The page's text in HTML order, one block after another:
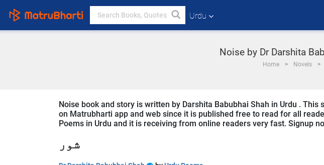
Urdu
Noise by Dr Darshita
Home Novels
Noise book and story is written by Darshita Babubhai Shah in Urdu .
on Matrubharti app and web since it is published free to read for all
Poems in Urdu and it is receiving from online readers very fast. Signup
شور